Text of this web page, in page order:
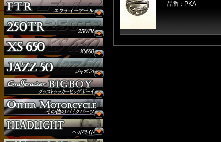
品番：PKA
ウインカー
オーダー
ガソリンタンク
サイドナンバー
サスペンション
シート